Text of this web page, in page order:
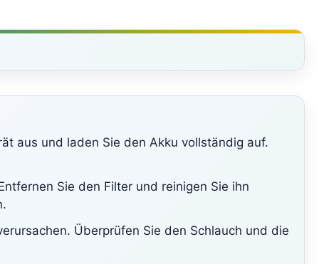
aus und laden Sie den Akku vollständig auf.
Sie den Filter und reinigen Sie ihn
Überprüfen Sie den Schlauch und die